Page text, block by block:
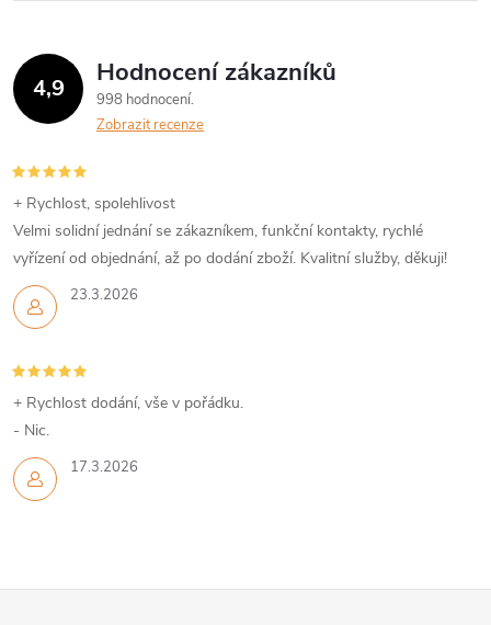
4,9 Hodnocení zákazníků
998 hodnocení
Zobrazit recenze
23.3.2026
+ Rychlost, spolehlivost
Velmi solidní jednání se zákazníkem, funkční kontakty, rychlé
vyřízení od objednání, až po dodání zboží. Kvalitní služby, děkuji!
17.3.2026
+ Rychlost dodání, vše v pořádku.
- Nic.